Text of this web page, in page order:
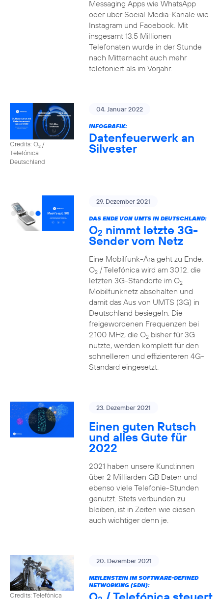
Messaging Apps wie WhatsApp
oder über Social Media-Kanäle wie
Instagram und Facebook. Mit
insgesamt 13,5 Millionen
Telefonaten wurde in der Stunde
nach Mitternacht auch mehr
telefoniert als im Vorjahr.
Credits: O2 /
Telefónica
Deutschland
04. Januar 2022
INFOGRAFIK:
Datenfeuerwerk an
Silvester
29. Dezember 2021
DAS ENDE VON UMTS IN DEUTSCHLAND:
O2 nimmt letzte 3G-
Sender vom Netz
Eine Mobilfunk-Ära geht zu Ende:
O2/ Telefónica wird am 30.12. die
letzten 3G-Standorte im O2
Mobilfunknetz abschalten und
damit das Aus von UMTS (3G) in
Deutschland besiegeln. Die
freigewordenen Frequenzen bei
2.100 MHz, die O2bisher für 3G
nutzte, werden komplett für den
schnelleren und effizienteren 4G-
Standard eingesetzt.
23. Dezember 2021
Einen guten Rutsch
und alles Gute für
2022
2021 haben unsere Kund:innen
über 2 Milliarden GB Daten und
ebenso viele Telefonie-Stunden
genutzt. Stets verbunden zu
bleiben, ist in Zeiten wie diesen
auch wichtiger denn je.
Credits: Telefónica
20. Dezember 2021
MEILENSTEIN IM SOFTWARE-DEFINED
NETWORKING (SDN):